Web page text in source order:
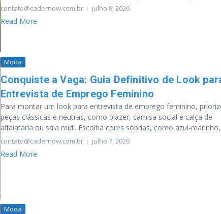
contato@cadernow.com.br julho 8, 2026
Read More
Moda
Conquiste a Vaga: Guia Definitivo de Look
Entrevista de Emprego Feminino
Para montar um look para entrevista de emprego feminino,
peças clássicas e neutras, como blazer, camisa social e calça de
alfaiataria ou saia midi. Escolha cores sóbrias, como azul-marinho,
contato@cadernow.com.br julho 7, 2026
Read More
Moda